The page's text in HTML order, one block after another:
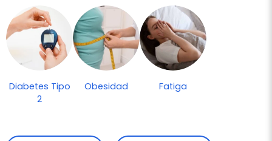
Diabetes Tipo
2
Obesidad Fatiga